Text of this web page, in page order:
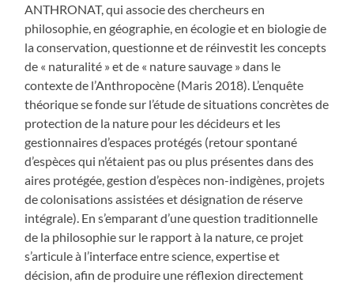
ANTHRONAT, qui associe des chercheurs en
philosophie, en géographie, en écologie et en biologie de
la conservation, questionne et de réinvestit les concepts
de « naturalité » et de « nature sauvage » dans le
contexte de l’Anthropocène (Maris 2018). L’enquête
théorique se fonde sur l’étude de situations concrètes de
protection de la nature pour les décideurs et les
gestionnaires d’espaces protégés (retour spontané
d’espèces qui n’étaient pas ou plus présentes dans des
aires protégée, gestion d’espèces non-indigènes, projets
de colonisations assistées et désignation de réserve
intégrale). En s’emparant d’une question traditionnelle
de la philosophie sur le rapport à la nature, ce projet
s’articule à l’interface entre science, expertise et
décision, afin de produire une réflexion directement